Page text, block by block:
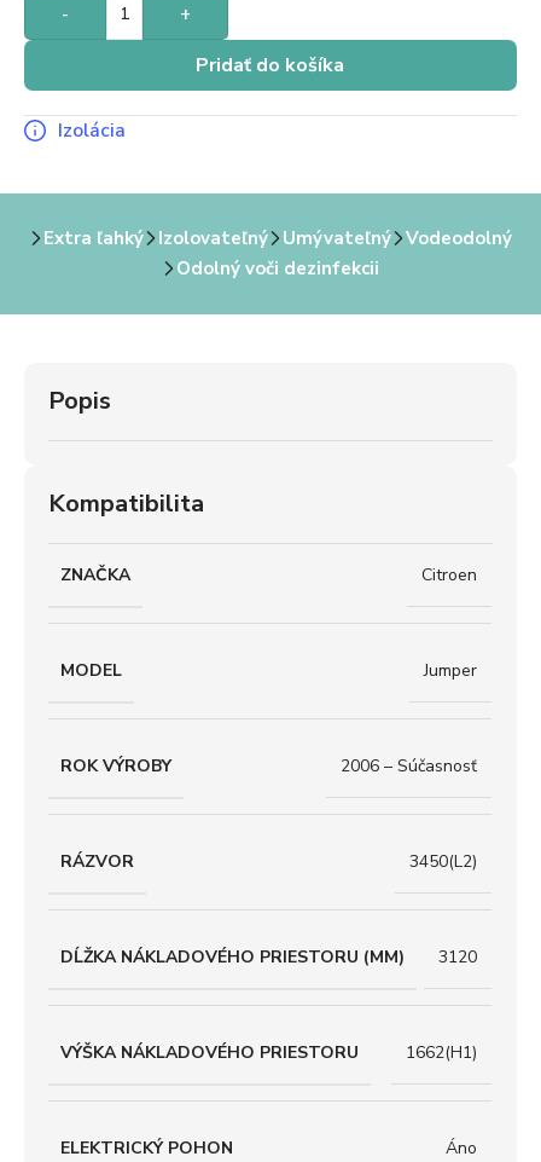
- +
Pridať do košíka
Izolácia
Extra ľahký Izolovateľný Umývateľný
Vodeodolný
Odolný voči dezinfekcii
Popis
Kompatibilita
ZNAČKA Citroen
MODEL Jumper
ROK VÝROBY 2006 – Súčasnosť
RÁZVOR 3450(L2)
DĹŽKA NÁKLADOVÉHO PRIESTORU (MM) 3120
VÝŠKA NÁKLADOVÉHO PRIESTORU 1662(H1)
ELEKTRICKÝ POHON Áno